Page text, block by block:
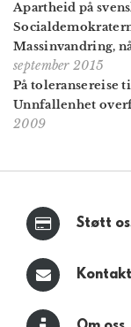
Apartheid på
Massinvandring,
september 2015
På toleransereise
Unnfallenhet
2009
Støtt